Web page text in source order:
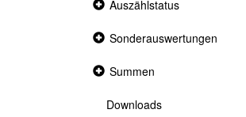
Collapsed
Auszählstatus
Collapsed
Sonderauswertungen
Collapsed
Summen
Downloads